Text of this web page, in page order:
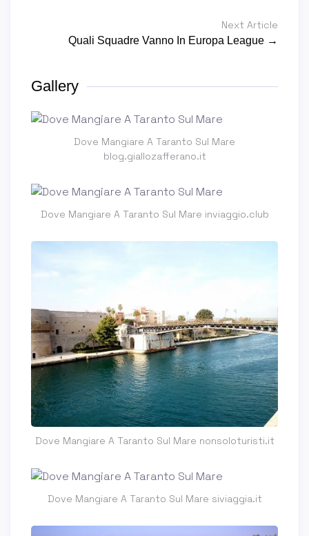
Next Article
Quali Squadre Vanno In Europa League →
Gallery
Dove Mangiare A Taranto Sul Mare
blog.giallozafferano.it
Dove Mangiare A Taranto Sul Mare inviaggio.club
Dove Mangiare A Taranto Sul Mare nonsoloturisti.it
Dove Mangiare A Taranto Sul Mare siviaggia.it